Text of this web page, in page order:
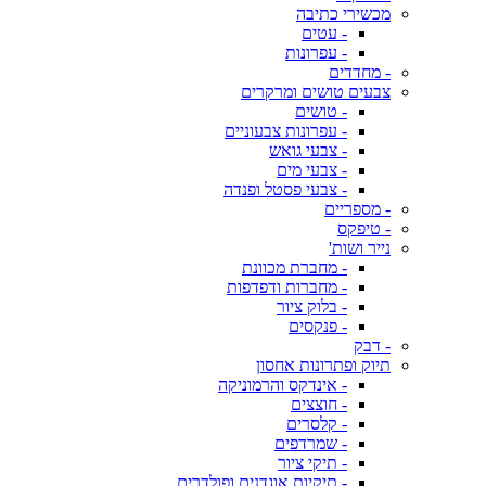
מכשירי כתיבה
- עטים
- עפרונות
- מחדדים
צבעים טושים ומרקרים
- טושים
- עפרונות צבעוניים
- צבעי גואש
- צבעי מים
- צבעי פסטל ופנדה
- מספריים
- טיפקס
נייר ושות'
- מחברת מכוונת
- מחברות ודפדפות
- בלוק ציור
- פנקסים
- דבק
תיוק ופתרונות אחסון
- אינדקס והרמוניקה
- חוצצים
- קלסרים
- שמרדפים
- תיקי ציור
- תיקיות אוגדנים ופולדרים